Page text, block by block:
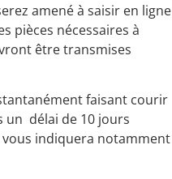
amené à saisir en ligne
pièces nécessaires à
être transmises
faisant courir
un délai de 10 jours
vous indiquera notamment